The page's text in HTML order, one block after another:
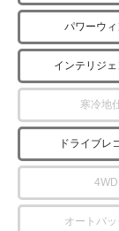
パワーウ
インテリジ
寒冷地
ドライブレ
4WD
オートバ